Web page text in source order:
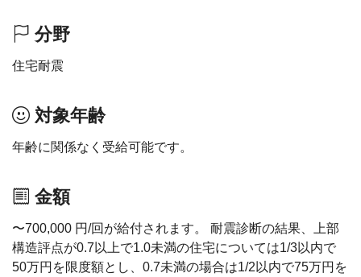
分野
住宅耐震
対象年齢
年齢に関係なく受給可能です。
金額
〜700,000 円/回が給付されます。 耐震診断の結果、上部
構造評点が0.7以上で1.0未満の住宅については1/3以内で
50万円を限度額とし、0.7未満の場合は1/2以内で75万円を